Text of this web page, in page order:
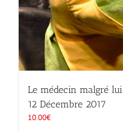
Le médecin malgré lui
12 Décembre 2017
10.00€